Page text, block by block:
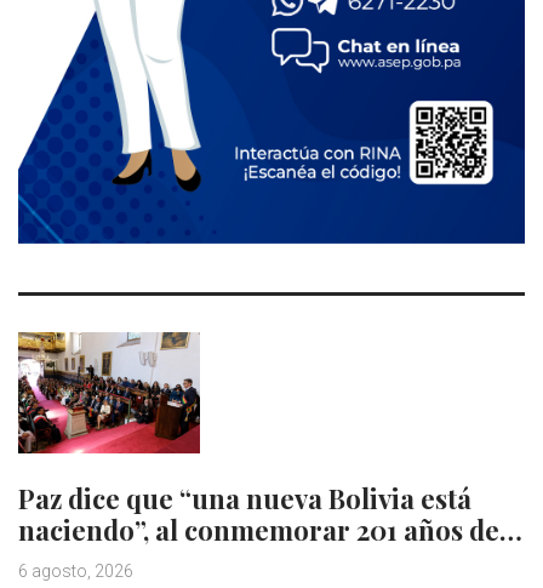
Paz dice que “una nueva Bolivia está
naciendo”, al conmemorar 201 años de…
6 agosto, 2026